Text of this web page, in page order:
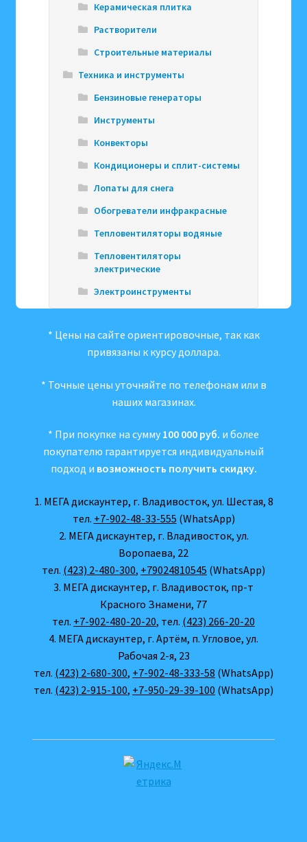
Керамическая плитка
Растворители
Строительные материалы
Техника и инструменты
Бензиновые генераторы
Инструменты
Конвекторы
Кондиционеры и сплит-системы
Лопаты для снега
Обогреватели инфракрасные
Тепловентиляторы водяные
Тепловентиляторы
электрические
Электроинструменты
* Цены на сайте ориентировочные, так как
привязаны к курсу доллара.
* Точные цены уточняйте по телефонам или в
наших магазинах.
* При покупке на сумму 100 000 руб. и более
покупателю гарантируется индивидуальный
подход и возможность получить скидку.
1. МЕГА дискаунтер, г. Владивосток, ул. Шестая, 8
тел. +7-902-48-33-555 (WhatsApp)
2. МЕГА дискаунтер, г. Владивосток, ул.
Воропаева, 22
тел. (423) 2-480-300, +79024810545 (WhatsApp)
3. МЕГА дискаунтер, г. Владивосток, пр-т
Красного Знамени, 77
тел. +7-902-480-20-20, тел. (423) 266-20-20
4. МЕГА дискаунтер, г. Артём, п. Угловое, ул.
Рабочая 2-я, 23
тел. (423) 2-680-300, +7-902-48-333-58 (WhatsApp)
тел. (423) 2-915-100, +7-950-29-39-100 (WhatsApp)